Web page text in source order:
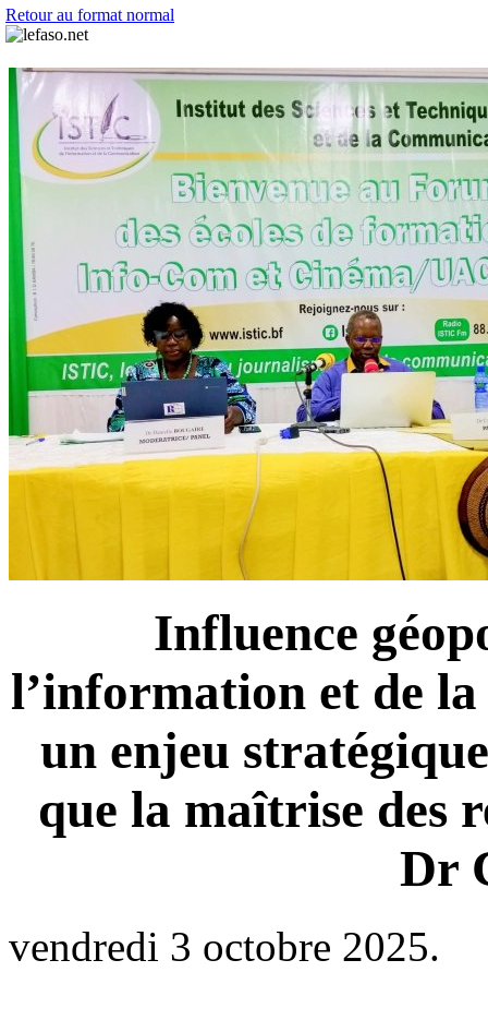
Retour au format normal
Influence
l’information et de
un enjeu
que la maîtrise des
Dr
vendredi 3 octobre 2025.